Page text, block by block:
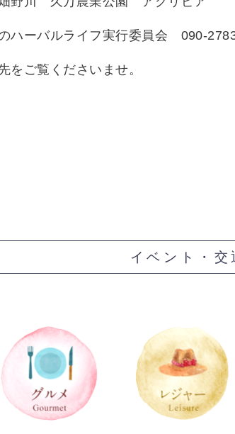
ハーバルライフ実行委員会 090-
をご覧くださいませ。
イベント・